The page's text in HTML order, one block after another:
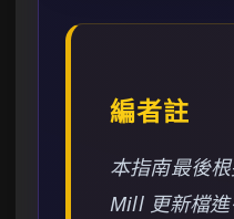
編者註
本指南最後
Mill 更新檔